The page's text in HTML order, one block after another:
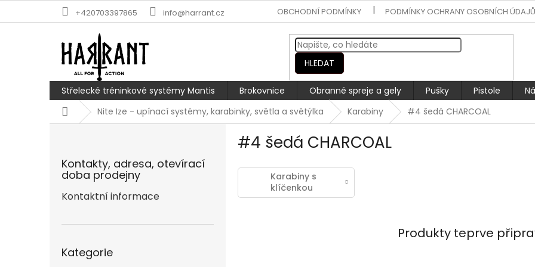
+420703397865 info@harrant.cz OBCHODNÍ PODMÍNKY PODMÍNKY OCHRANY OSOBNÍCH ÚDAJŮ
HLEDAT
Střelecké tréninkové systémy Mantis Brokovnice Obranné spreje a gely Pušky Pistole
DomůNite Ize - upínací systémy, karabinky, světla a světýlka Karabiny #4 šedá CHARCOAL
Kontakty, adresa, otevírací
doba prodejny
Kontaktní informace
kategorie
Kategorie
#4 šedá CHARCOAL
Karabiny s
klíčenkou
Produkty teprve